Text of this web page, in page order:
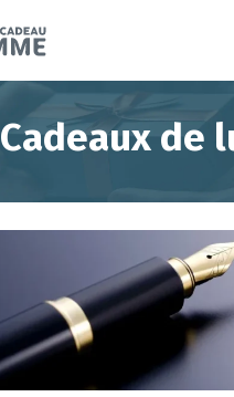
Cadeaux de